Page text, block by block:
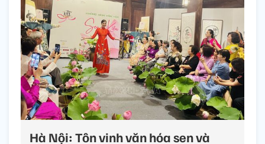
Hà Nội: Tôn vinh văn hóa sen và